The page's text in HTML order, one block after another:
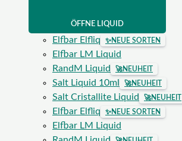
ÖFFNE LIQUID
Elfbar Elfliq ✨NEUE SORTEN
Elfbar LM Liquid
RandM Liquid
🚀NEUHEIT
Salt Liquid 10ml 🚀NEUHEIT
Salt Cristallite Liquid 🚀NEUHEIT
Elfbar Elfliq ✨NEUE SORTEN
Elfbar LM Liquid